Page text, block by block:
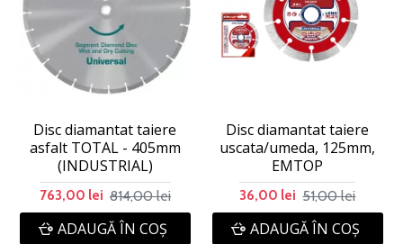
Disc diamantat taiere
asfalt TOTAL - 405mm
(INDUSTRIAL)
763,00 lei 814,00 lei
ADAUGĂ ÎN COŞ
Disc diamantat taiere
uscata/umeda, 125mm,
EMTOP
36,00 lei 51,00 lei
ADAUGĂ ÎN COŞ